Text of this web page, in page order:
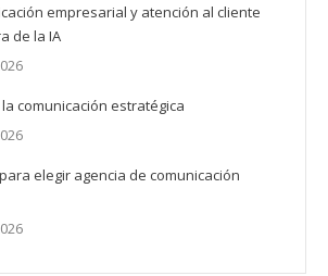
empresarial y atención al cliente
de la IA
comunicación estratégica
elegir agencia de comunicación